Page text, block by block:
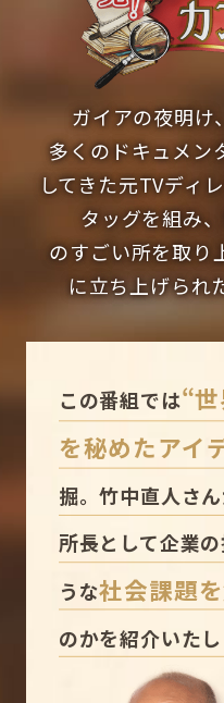
ガイアの夜明
多くのドキュメン
してきた元TVディ
タッグを組み
のすごい所を取り
に立ち上げられ
この番組では“
を秘めたアイ
掘。竹中直人さ
所⻑として企業
うな社会課題
のかを紹介いたし